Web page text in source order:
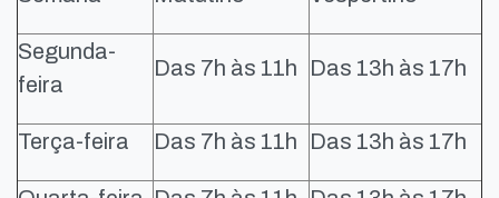
Segunda-
feira
Das 7h às 11h Das 13h às 17h
Terça-feira Das 7h às 11h Das 13h às 17h